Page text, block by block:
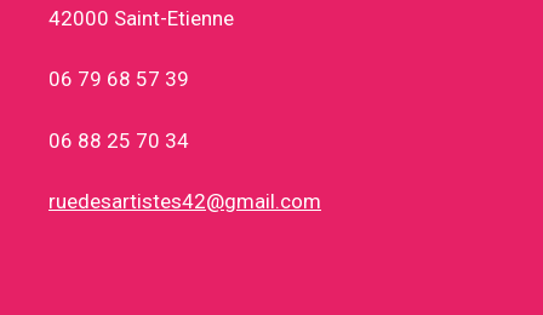
42000 Saint-Etienne
06 79 68 57 39
06 88 25 70 34
ruedesartistes42@gmail.com